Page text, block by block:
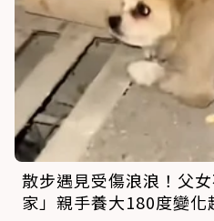
散步遇見受傷浪浪！父
家」親手養大180度變化